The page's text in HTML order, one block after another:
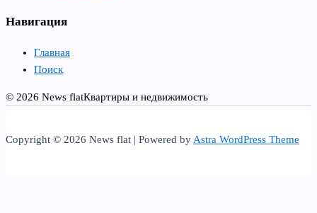
Навигация
Главная
Поиск
© 2026 News flatКвартиры и недвижимость
Copyright © 2026 News flat | Powered by Astra WordPress Theme